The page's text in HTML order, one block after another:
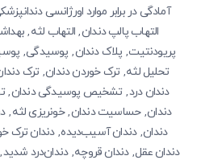
آمادگی در برابر موارد اورژانسی
التهاب پالپ دندان,التهاب لثه,
پریودنتیت, پلاک دندان, پوسیدگی,
تحلیل لثه,ترک خوردن دندان,ترک
دندان درد,تشخیص پوسیدگی‌ دندان,
دندان,حساسیت دندان,خونریزی لثه,
دندان,دندان آسیب‌دیده,دندان ترک
دندان‌ عقل,دندان قروچه,دندان‌درد شدید,